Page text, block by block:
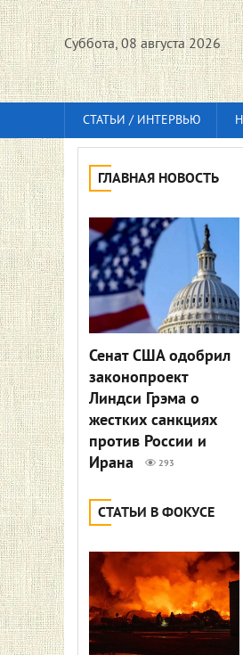
Суббота, 08 августа 2026
СТАТЬИ / ИНТЕРВЬЮ
ГЛАВНАЯ НОВОСТЬ
Сенат США одобрил
законопроект
Линдси Грэма о
жестких санкциях
против России и
Ирана
293
СТАТЬИ В ФОКУСЕ